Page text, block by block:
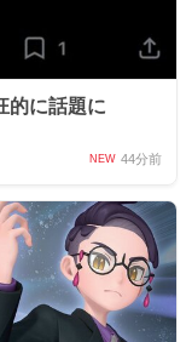
的に話題に
NEW 44分前